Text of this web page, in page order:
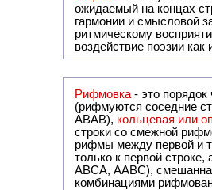
ожидаемый на концах
гармонии и смысловой
ритмическому
воздействие поэзии
Рифмовка - это
(рифмуются соседние
ABAB), кольцевая или
строки со смежной
рифмы между первой и
только к первой
ABCA, AABC), смешанная или вольная рифмовка (рифмовка в сложных строфах с различными
комбинациями